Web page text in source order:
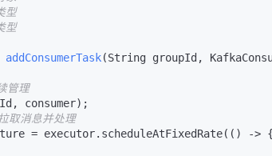
型
型
addConsumerTask(String groupId,
管理
取消息并处理